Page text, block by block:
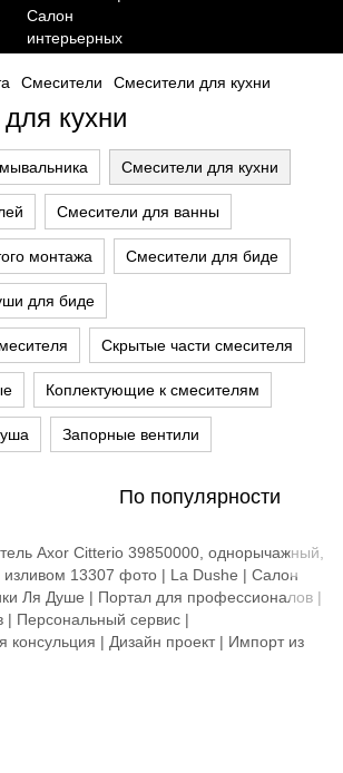
Смесители Смесители для кухни
кухни
Смесители для кухни
Смесители для ванны
монтажа Смесители для биде
для биде
Скрытые части смесителя
Коплектующие к смесителям
Запорные вентили
По популярности